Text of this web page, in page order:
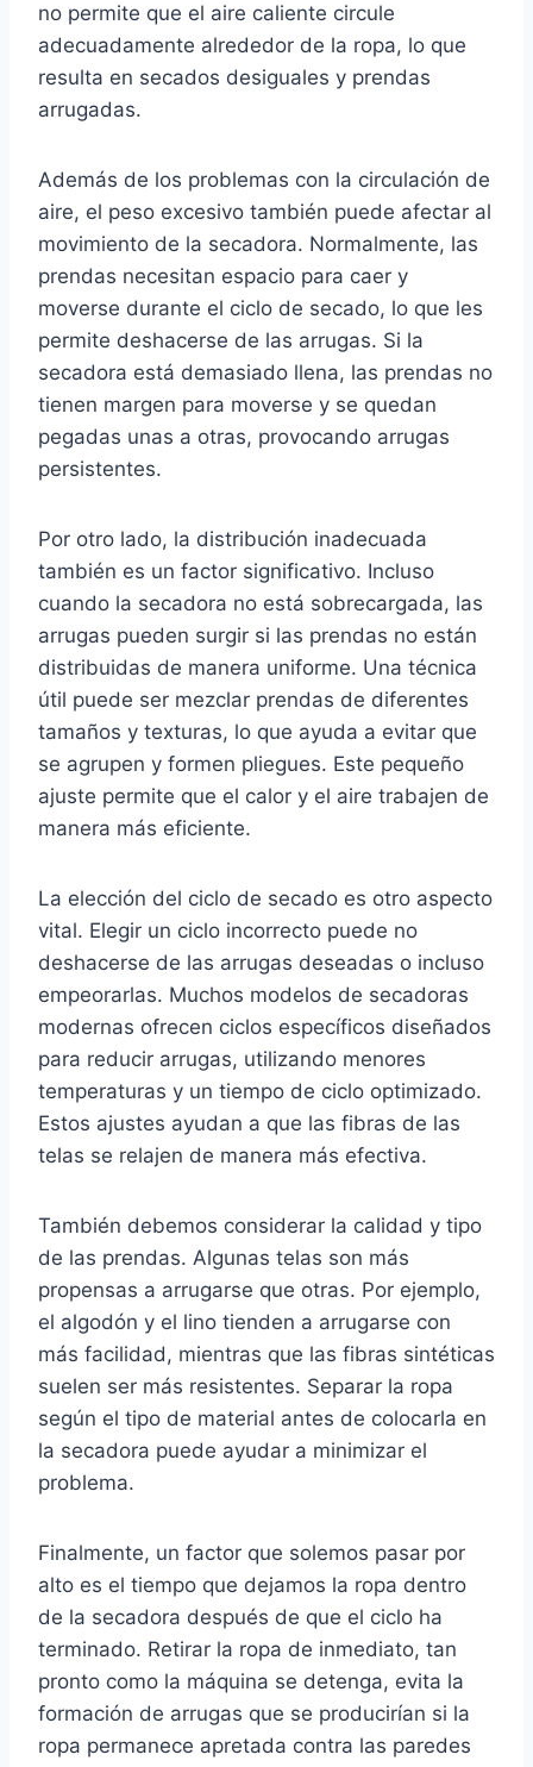
no permite que el aire caliente circule
adecuadamente alrededor de la ropa, lo que
resulta en secados desiguales y prendas
arrugadas.
Además de los problemas con la circulación de
aire, el peso excesivo también puede afectar al
movimiento de la secadora. Normalmente, las
prendas necesitan espacio para caer y
moverse durante el ciclo de secado, lo que les
permite deshacerse de las arrugas. Si la
secadora está demasiado llena, las prendas no
tienen margen para moverse y se quedan
pegadas unas a otras, provocando arrugas
persistentes.
Por otro lado, la distribución inadecuada
también es un factor significativo. Incluso
cuando la secadora no está sobrecargada, las
arrugas pueden surgir si las prendas no están
distribuidas de manera uniforme. Una técnica
útil puede ser mezclar prendas de diferentes
tamaños y texturas, lo que ayuda a evitar que
se agrupen y formen pliegues. Este pequeño
ajuste permite que el calor y el aire trabajen de
manera más eficiente.
La elección del ciclo de secado es otro aspecto
vital. Elegir un ciclo incorrecto puede no
deshacerse de las arrugas deseadas o incluso
empeorarlas. Muchos modelos de secadoras
modernas ofrecen ciclos específicos diseñados
para reducir arrugas, utilizando menores
temperaturas y un tiempo de ciclo optimizado.
Estos ajustes ayudan a que las fibras de las
telas se relajen de manera más efectiva.
También debemos considerar la calidad y tipo
de las prendas. Algunas telas son más
propensas a arrugarse que otras. Por ejemplo,
el algodón y el lino tienden a arrugarse con
más facilidad, mientras que las fibras sintéticas
suelen ser más resistentes. Separar la ropa
según el tipo de material antes de colocarla en
la secadora puede ayudar a minimizar el
problema.
Finalmente, un factor que solemos pasar por
alto es el tiempo que dejamos la ropa dentro
de la secadora después de que el ciclo ha
terminado. Retirar la ropa de inmediato, tan
pronto como la máquina se detenga, evita la
formación de arrugas que se producirían si la
ropa permanece apretada contra las paredes